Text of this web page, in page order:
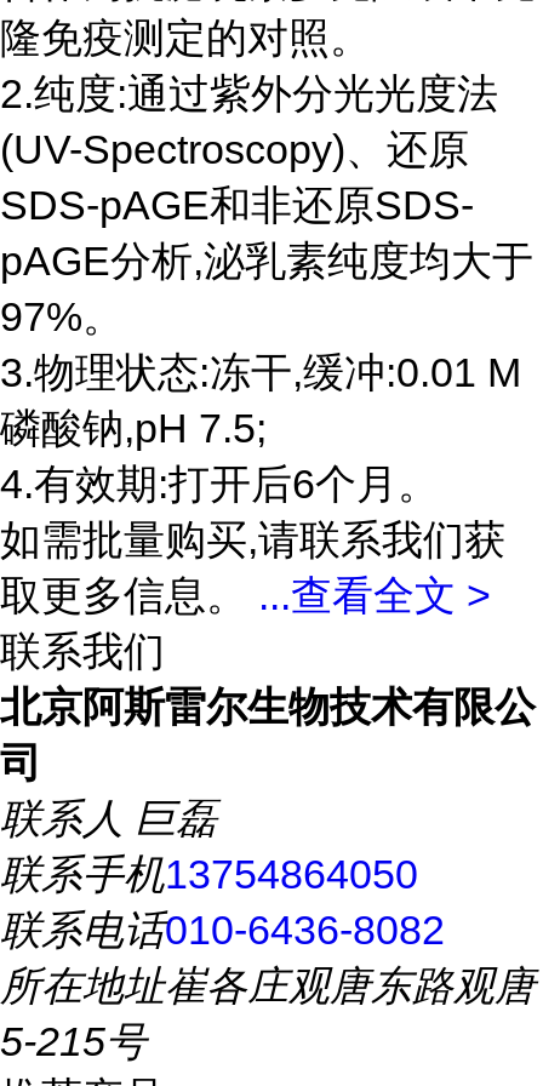
隆免疫测定的对照。
2.纯度:通过紫外分光光度法
(UV-Spectroscopy)、还原
SDS-pAGE和非还原SDS-
pAGE分析,泌乳素纯度均大于
97%。
3.物理状态:冻干,缓冲:0.01 M
磷酸钠,pH 7.5;
4.有效期:打开后6个月。
如需批量购买,请联系我们获
取更多信息。 ...查看全文 >
联系我们
北京阿斯雷尔生物技术有限公
司
联系人 巨磊
联系手机13754864050
联系电话010-6436-8082
所在地址崔各庄观唐东路观唐
5-215号